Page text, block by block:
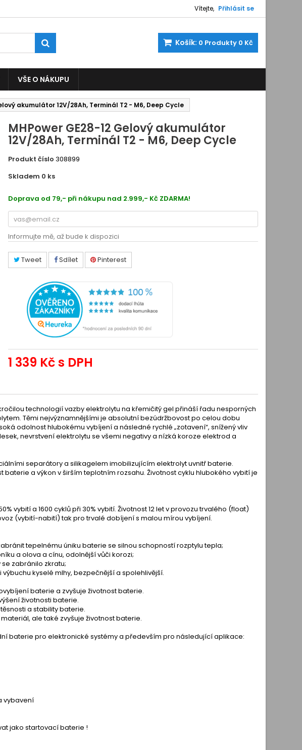
Vítejte, Přihlásit se
Košík: 0 Produkty 0 Kč
VŠE O NÁKUPU
akumulátor 12V/28Ah, Terminál T2 - M6, Deep Cycle
MHPower GE28-12 Gelový akumulátor
12V/28Ah, Terminál T2 - M6, Deep Cycle
Produkt číslo 308899
Skladem 0 ks
Doprava od 79,- při nákupu nad 2.999,- Kč ZDARMA!
Informujte mě, až bude k dispozici
Tweet Sdílet Pinterest
1 339 Kčs DPH
technologií vazby elektrolytu na křemičitý gel přináší řadu nesporných
Těmi nejvýznamnějšími je absolutní bezúdržbovost po celou dobu
odolnost hlubokému vybíjení a následné rychlé „zotavení“, snížený vliv
nevrstvení elektrolytu se všemi negativy a nízká koroze elektrod a
separátory a silikagelem imobilizujícím elektrolyt uvnitř baterie.
a výkon v širším teplotním rozsahu. Životnost cyklu hlubokého vybití je
vybití a 1600 cyklů při 30% vybití. Životnost 12 let v provozu trvalého (float)
(vybití-nabití) tak pro trvalé dobíjení s malou mírou vybíjení.
tepelnému úniku baterie se silnou schopností rozptylu tepla;
a olova a cínu, odolnější vůči korozi;
zabránilo zkratu;
kyselé mlhy, bezpečnější a spolehlivější.
baterie a zvyšuje životnost baterie.
životnosti baterie.
a stability baterie.
ale také zvyšuje životnost baterie.
baterie pro elektronické systémy a především pro následující aplikace:
vybavení
jako startovací baterie !